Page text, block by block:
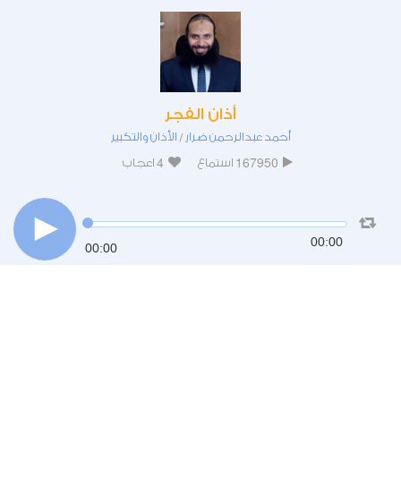
أذان الفجر
أحمد عبدالرحمن ضرار / الأذان والتكبير
167950 استماع 4 اعجاب
00:00 00:00